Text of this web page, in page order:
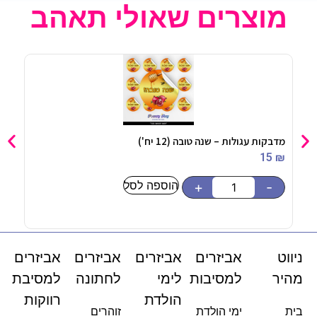
מוצרים שאולי תאהב
מדבקות עגולות – ‏‏שנה טובה (12 יח')
15 ₪
-
+ הוספה לסל
ניווט
מהיר
בית
אביזרים
למסיבות
ימי הולדת
אביזרים
לימי
הולדת
אביזרים
לחתונה
זוהרים
אביזרים
למסיבת
רווקות